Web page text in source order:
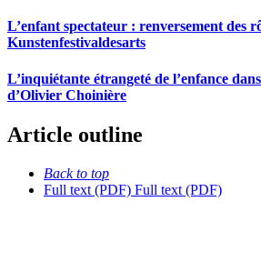
L’enfant spectateur : renversement des
Kunstenfestivaldesarts
L’inquiétante étrangeté de l’enfance dans
d’Olivier Choinière
Article outline
Back to top
Full text (PDF) Full text (PDF)